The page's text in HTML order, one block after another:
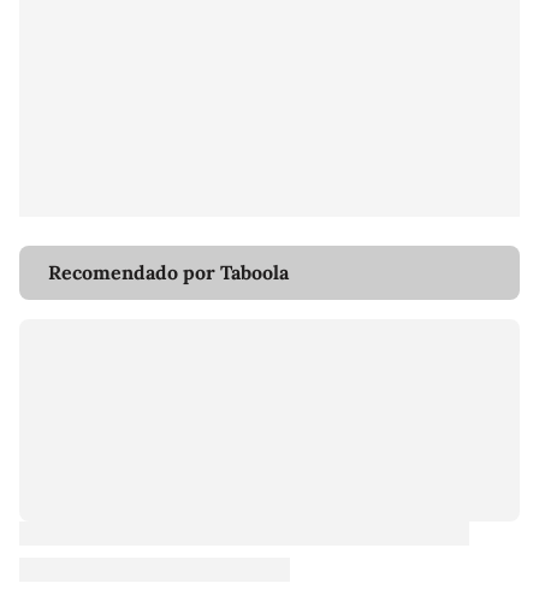
Recomendado por Taboola